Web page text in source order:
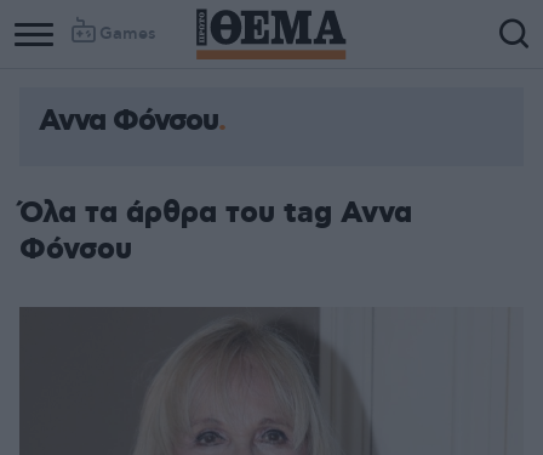
Games
Αννα Φόνσου
Όλα τα άρθρα του tag Αννα
Φόνσου